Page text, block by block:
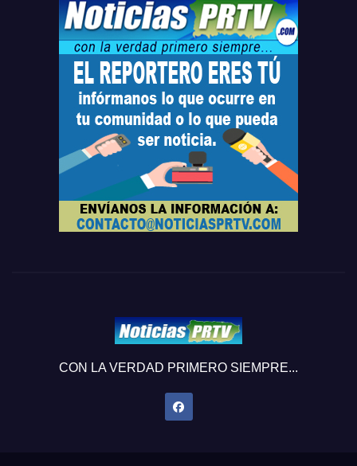
CON LA VERDAD PRIMERO SIEMPRE...